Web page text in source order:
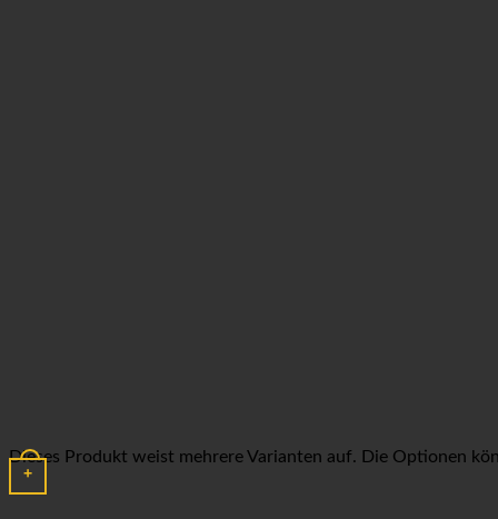
+
Dieses Produkt weist mehrere Varianten auf. Die Optionen